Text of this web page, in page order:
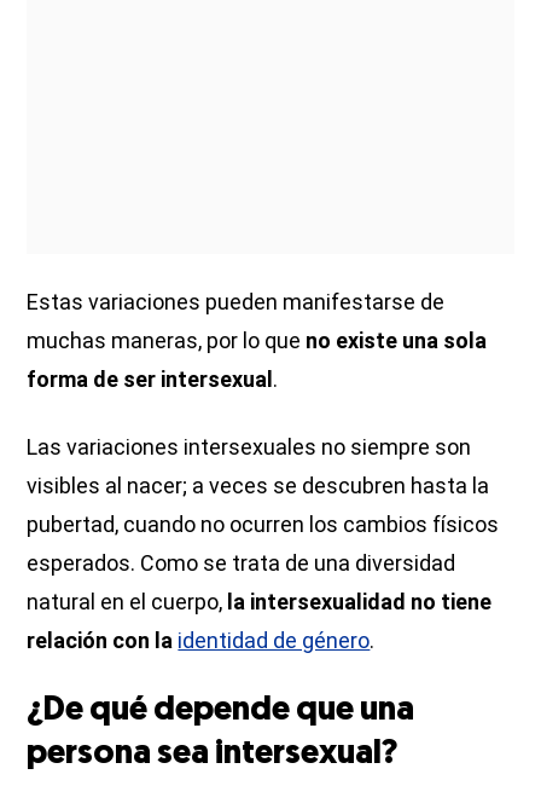
Estas variaciones pueden manifestarse de
muchas maneras, por lo que no existe una sola
forma de ser intersexual .
Las variaciones intersexuales no siempre son
visibles al nacer; a veces se descubren hasta la
pubertad, cuando no ocurren los cambios físicos
esperados. Como se trata de una diversidad
natural en el cuerpo, la intersexualidad no tiene
relación con la identidad de género.
¿De qué depende que una
persona sea intersexual?